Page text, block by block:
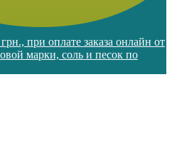
при оплате заказа онлайн от
марки, соль и песок по